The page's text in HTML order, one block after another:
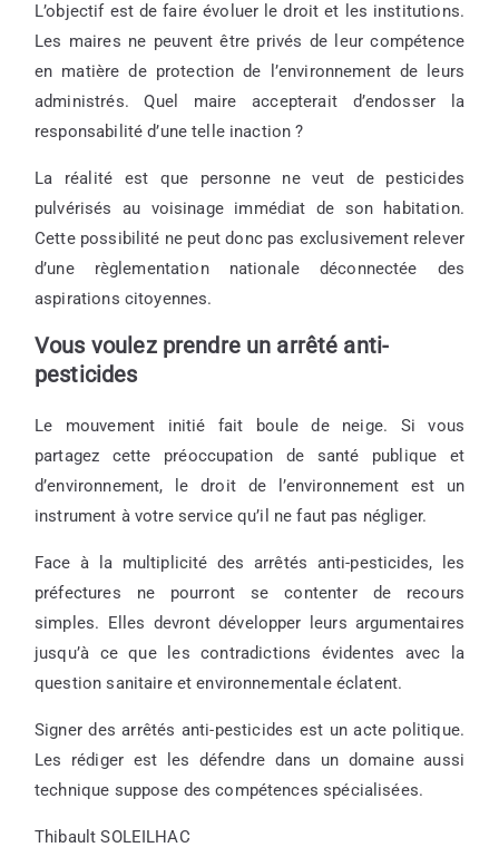
L’objectif est de faire évoluer le droit et les institutions.
Les maires ne peuvent être privés de leur compétence
en matière de protection de l’environnement de leurs
administrés. Quel maire accepterait d’endosser la
responsabilité d’une telle inaction ?
La réalité est que personne ne veut de pesticides
pulvérisés au voisinage immédiat de son habitation.
Cette possibilité ne peut donc pas exclusivement relever
d’une règlementation nationale déconnectée des
aspirations citoyennes.
Vous voulez prendre un arrêté anti-
pesticides
Le mouvement initié fait boule de neige. Si vous
partagez cette préoccupation de santé publique et
d’environnement, le droit de l’environnement est un
instrument à votre service qu’il ne faut pas négliger.
Face à la multiplicité des arrêtés anti-pesticides, les
préfectures ne pourront se contenter de recours
simples. Elles devront développer leurs argumentaires
jusqu’à ce que les contradictions évidentes avec la
question sanitaire et environnementale éclatent.
Signer des arrêtés anti-pesticides est un acte politique.
Les rédiger est les défendre dans un domaine aussi
technique suppose des compétences spécialisées.
Thibault SOLEILHAC